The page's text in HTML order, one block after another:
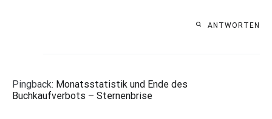
ANTWORTEN
Pingback: Monatsstatistik und Ende des
Buchkaufverbots – Sternenbrise